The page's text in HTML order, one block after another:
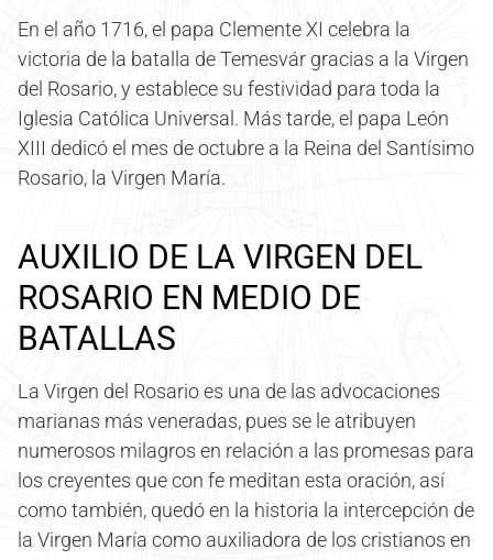
En el año 1716, el papa Clemente XI celebra la
victoria de la batalla de Temesvár gracias a la Virgen
del Rosario, y establece su festividad para toda la
Iglesia Católica Universal. Más tarde, el papa León
XIII dedicó el mes de octubre a la Reina del Santísimo
Rosario, la Virgen María.
AUXILIO DE LA VIRGEN DEL
ROSARIO EN MEDIO DE
BATALLAS
La Virgen del Rosario es una de las advocaciones
marianas más veneradas, pues se le atribuyen
numerosos milagros en relación a las promesas para
los creyentes que con fe meditan esta oración, así
como también, quedó en la historia la intercepción de
la Virgen María como auxiliadora de los cristianos en